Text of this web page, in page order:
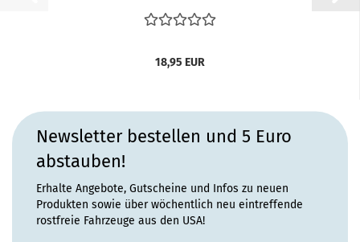
18,95 EUR
Newsletter bestellen und 5 Euro
abstauben!
Erhalte Angebote, Gutscheine und Infos zu neuen
Produkten sowie über wöchentlich neu eintreffende
rostfreie Fahrzeuge aus den USA!